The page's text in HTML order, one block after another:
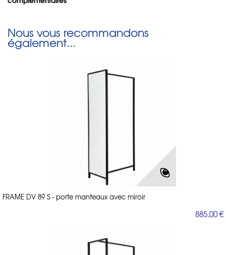
Nous vous recommandons
également...
FRAME DV 89 S - porte manteaux avec miroir
885,00 €